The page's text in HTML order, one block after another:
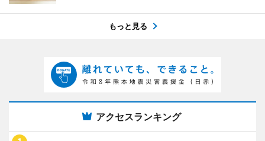
もっと見る
アクセスランキング